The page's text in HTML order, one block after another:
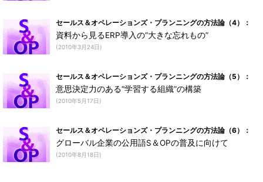
セールス＆オペレーションズ・プランニングの方法論（4）：
資料から見るERP導入の“大きな忘れもの”
(2010年3月24日)
セールス＆オペレーションズ・プランニングの方法論（5）：
意思決定力のある“学習する組織”の構築
(2010年5月17日)
セールス＆オペレーションズ・プランニングの方法論（6）：
グローバル企業の公用語S＆OPの普及に向けて
(2010年8月18日)